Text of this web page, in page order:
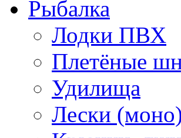
Рыбалка
Лодки ПВХ
Плетёные
Удилища
Лески